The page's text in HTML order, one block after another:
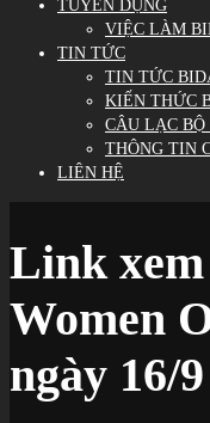
TUYỂN DỤNG
VIỆC LÀM
TIN TỨC
TIN TỨC
KIẾN THỨC
CÂU LẠC BỘ
THÔNG TIN
LIÊN HỆ
Link
Women
ngày 16/9